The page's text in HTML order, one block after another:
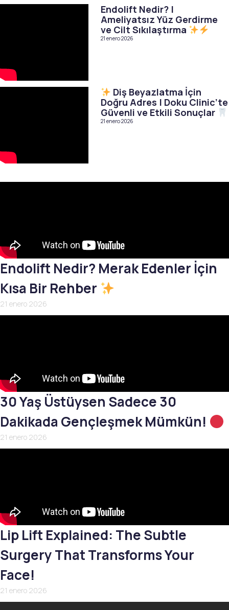
Endolift Nedir? |
Ameliyatsız Yüz Gerdirme
ve Cilt Sıkılaştırma
21 enero 2026
Diş Beyazlatma İçin
Doğru Adres | Doku Clinic’te
Güvenli ve Etkili Sonuçlar
21 enero 2026
Endolift Nedir? Merak Edenler İçin
Kısa Bir Rehber
21 enero 2026
30 Yaş Üstüysen Sadece 30
Dakikada Gençleşmek Mümkün!
21 enero 2026
Lip Lift Explained: The Subtle
Surgery That Transforms Your
Face!
21 enero 2026